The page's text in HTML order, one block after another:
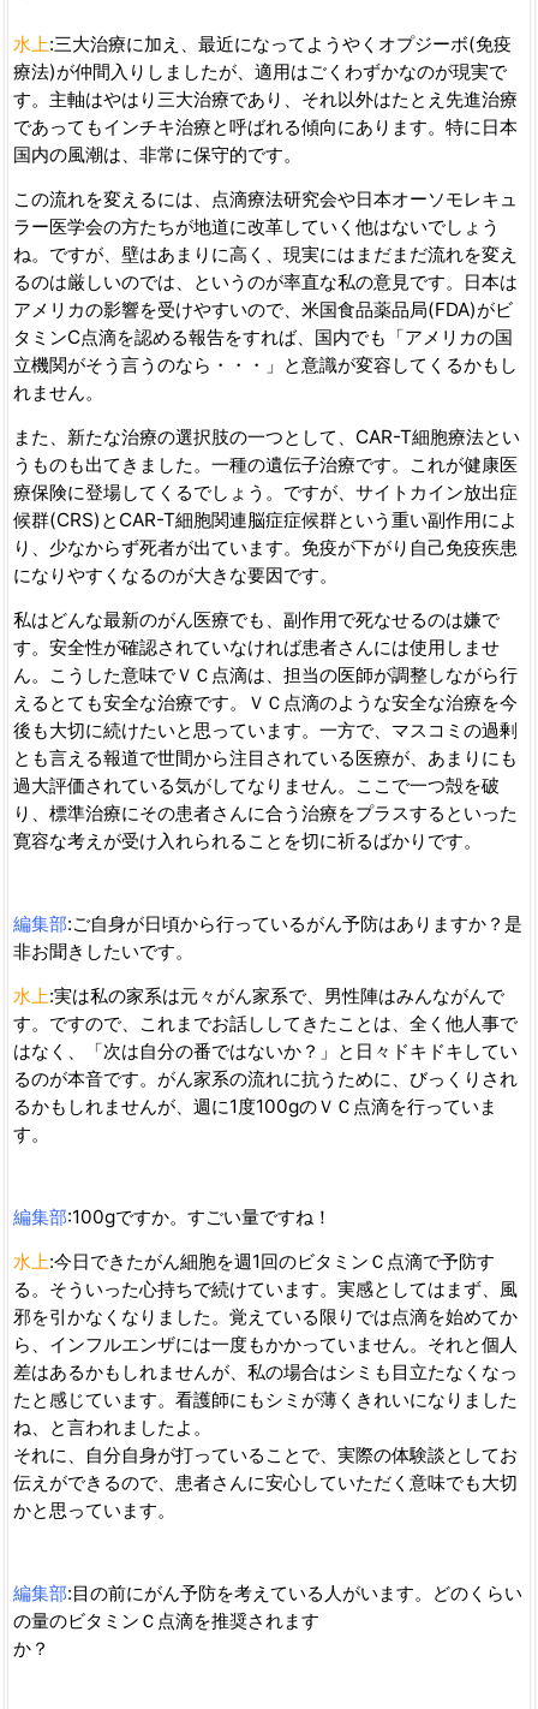
水上:三大治療に加え、最近になってようやくオプジーボ(免疫
療法)が仲間入りしましたが、適用はごくわずかなのが現実で
す。主軸はやはり三大治療であり、それ以外はたとえ先進治療
であってもインチキ治療と呼ばれる傾向にあります。特に日本
国内の風潮は、非常に保守的です。
この流れを変えるには、点滴療法研究会や日本オーソモレキュ
ラー医学会の方たちが地道に改革していく他はないでしょう
ね。ですが、壁はあまりに高く、現実にはまだまだ流れを変え
るのは厳しいのでは、というのが率直な私の意見です。日本は
アメリカの影響を受けやすいので、米国食品薬品局(FDA)がビ
タミンC点滴を認める報告をすれば、国内でも「アメリカの国
立機関がそう言うのなら・・・」と意識が変容してくるかもし
れません。
また、新たな治療の選択肢の一つとして、CAR-T細胞療法とい
うものも出てきました。一種の遺伝子治療です。これが健康医
療保険に登場してくるでしょう。ですが、サイトカイン放出症
候群(CRS)とCAR-T細胞関連脳症症候群という重い副作用によ
り、少なからず死者が出ています。免疫が下がり自己免疫疾患
になりやすくなるのが大きな要因です。
私はどんな最新のがん医療でも、副作用で死なせるのは嫌で
す。安全性が確認されていなければ患者さんには使用しませ
ん。こうした意味でＶＣ点滴は、担当の医師が調整しながら行
えるとても安全な治療です。ＶＣ点滴のような安全な治療を今
後も大切に続けたいと思っています。一方で、マスコミの過剰
とも言える報道で世間から注目されている医療が、あまりにも
過大評価されている気がしてなりません。ここで一つ殻を破
り、標準治療にその患者さんに合う治療をプラスするといった
寛容な考えが受け入れられることを切に祈るばかりです。
編集部:ご自身が日頃から行っているがん予防はありますか？是
非お聞きしたいです。
水上:実は私の家系は元々がん家系で、男性陣はみんながんで
す。ですので、これまでお話ししてきたことは、全く他人事で
はなく、「次は自分の番ではないか？」と日々ドキドキしてい
るのが本音です。がん家系の流れに抗うために、びっくりされ
るかもしれませんが、週に1度100gのＶＣ点滴を行っていま
す。
編集部:100gですか。すごい量ですね！
水上:今日できたがん細胞を週1回のビタミンＣ点滴で予防す
る。そういった心持ちで続けています。実感としてはまず、風
邪を引かなくなりました。覚えている限りでは点滴を始めてか
ら、インフルエンザには一度もかかっていません。それと個人
差はあるかもしれませんが、私の場合はシミも目立たなくなっ
たと感じています。看護師にもシミが薄くきれいになりました
ね、と言われましたよ。
それに、自分自身が打っていることで、実際の体験談としてお
伝えができるので、患者さんに安心していただく意味でも大切
かと思っています。
編集部:目の前にがん予防を考えている人がいます。どのくらい
の量のビタミンＣ点滴を推奨されます
か？